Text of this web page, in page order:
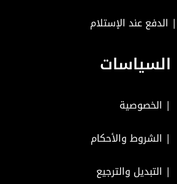
| الدفع عند الإستلام
السياسات
| الخصوصية
| الشروط والأحكام
| التبديل والترجيع